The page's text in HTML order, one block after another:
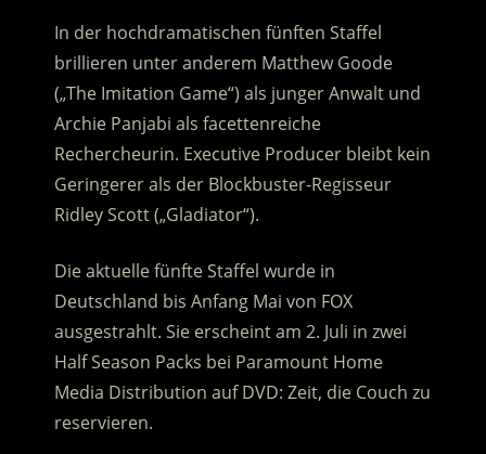
In der hochdramatischen fünften Staffel
brillieren unter anderem Matthew Goode
(„The Imitation Game“) als junger Anwalt und
Archie Panjabi als facettenreiche
Rechercheurin. Executive Producer bleibt kein
Geringerer als der Blockbuster-Regisseur
Ridley Scott („Gladiator“).
Die aktuelle fünfte Staffel wurde in
Deutschland bis Anfang Mai von FOX
ausgestrahlt. Sie erscheint am 2. Juli in zwei
Half Season Packs bei Paramount Home
Media Distribution auf DVD: Zeit, die Couch zu
reservieren.